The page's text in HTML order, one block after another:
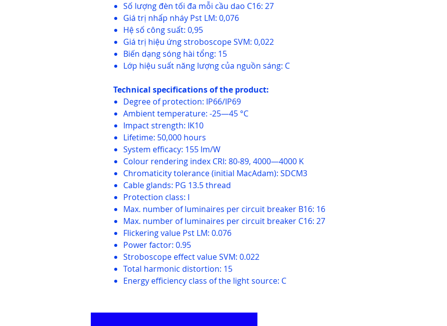
Số lượng đèn tối đa mỗi cầu dao C16: 27
Giá trị nhấp nháy Pst LM: 0,076
Hệ số công suất: 0,95
Giá trị hiệu ứng stroboscope SVM: 0,022
Biến dạng sóng hài tổng: 15
Lớp hiệu suất năng lượng của nguồn sáng: C
Technical specifications of the product:
Degree of protection: IP66/IP69
Ambient temperature: -25—45 °C
Impact strength: IK10
Lifetime: 50,000 hours
System efficacy: 155 lm/W
Colour rendering index CRI: 80-89, 4000—4000 K
Chromaticity tolerance (initial MacAdam): SDCM3
Cable glands: PG 13.5 thread
Protection class: I
Max. number of luminaires per circuit breaker B16: 16
Max. number of luminaires per circuit breaker C16: 27
Flickering value Pst LM: 0.076
Power factor: 0.95
Stroboscope effect value SVM: 0.022
Total harmonic distortion: 15
Energy efficiency class of the light source: C